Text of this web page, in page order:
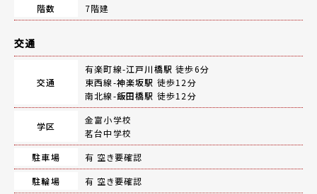
階数
7階建
交通
交通
有楽町線-江戸川橋駅 徒歩6分
東西線-神楽坂駅 徒歩12分
南北線-飯田橋駅 徒歩12分
学区
金富小学校
茗台中学校
駐車場
有 空き要確認
駐輪場
有 空き要確認